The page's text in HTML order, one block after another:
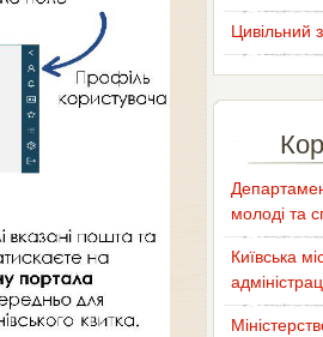
Цивільний
молоді та
Київська